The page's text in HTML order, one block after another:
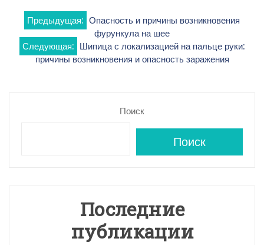
Навигация
по
записям
Предыдущая: Опасность и причины возникновения
фурункула на шее
Следующая: Шипица с локализацией на пальце руки:
причины возникновения и опасность заражения
Поиск
Поиск
Последние
публикации